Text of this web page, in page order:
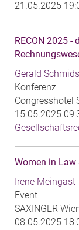
21.05.2025
RECON 2025 -
Gerald
Konferenz
Congresshotel
15.05.2025
Women in Law
Irene Meingast
Event
SAXINGER
08.05.2025